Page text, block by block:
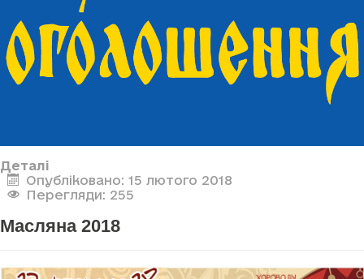
Деталі
Опубліковано: 15 лютого 2018
Перегляди: 255
Масляна 2018